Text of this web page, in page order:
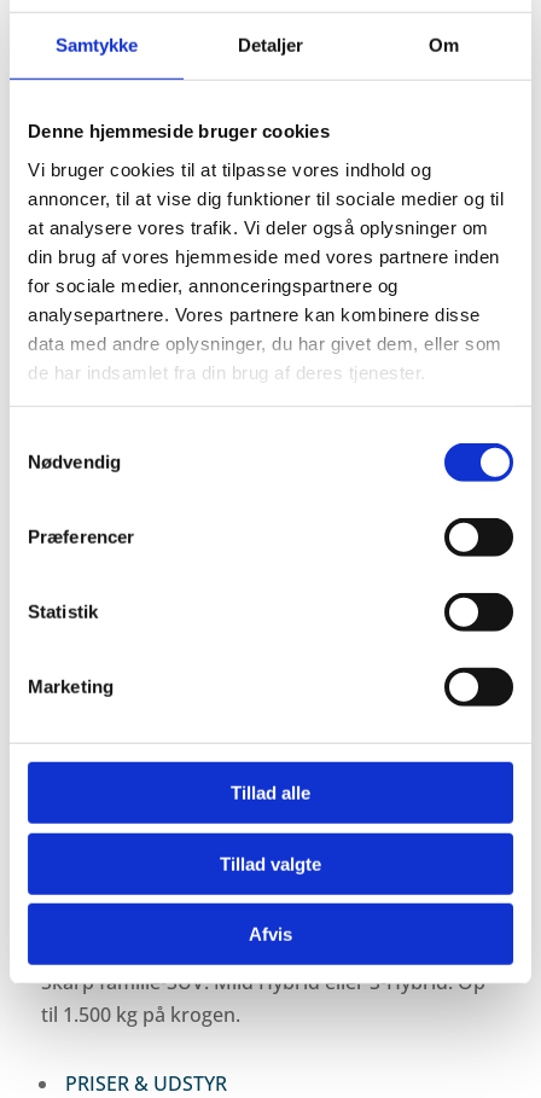
Samtykke Detaljer Om
Denne hjemmeside bruger cookies
Vi bruger cookies til at tilpasse vores indhold og
annoncer, til at vise dig funktioner til sociale medier og til
at analysere vores trafik. Vi deler også oplysninger om
din brug af vores hjemmeside med vores partnere inden
for sociale medier, annonceringspartnere og
analysepartnere. Vores partnere kan kombinere disse
data med andre oplysninger, du har givet dem, eller som
de har indsamlet fra din brug af deres tjenester.
Nødvendig
Præferencer
Statistik
Marketing
Tillad alle
Tillad valgte
Afvis
BROCHURE
EKSTRAUDSTYR
UDSTYRSPRISER
SERVICEAFTALE
DÆKSPECIFIKATIONER
PRIVATLEASING
LÆS MERE
Skarp familie-SUV. Mild Hybrid eller S-Hybrid. Op
til 1.500 kg på krogen.
PRISER & UDSTYR